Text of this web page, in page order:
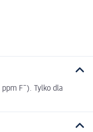
F¯). Tylko dla